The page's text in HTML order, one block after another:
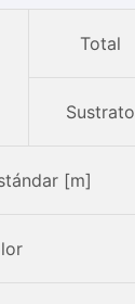
Total
Sustrato
[m]